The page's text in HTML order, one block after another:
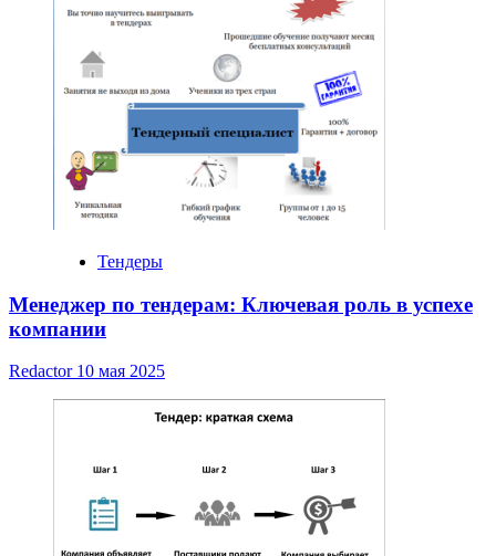
Тендеры
Менеджер по тендерам: Ключевая роль в успехе
компании
Redactor 10 мая 2025